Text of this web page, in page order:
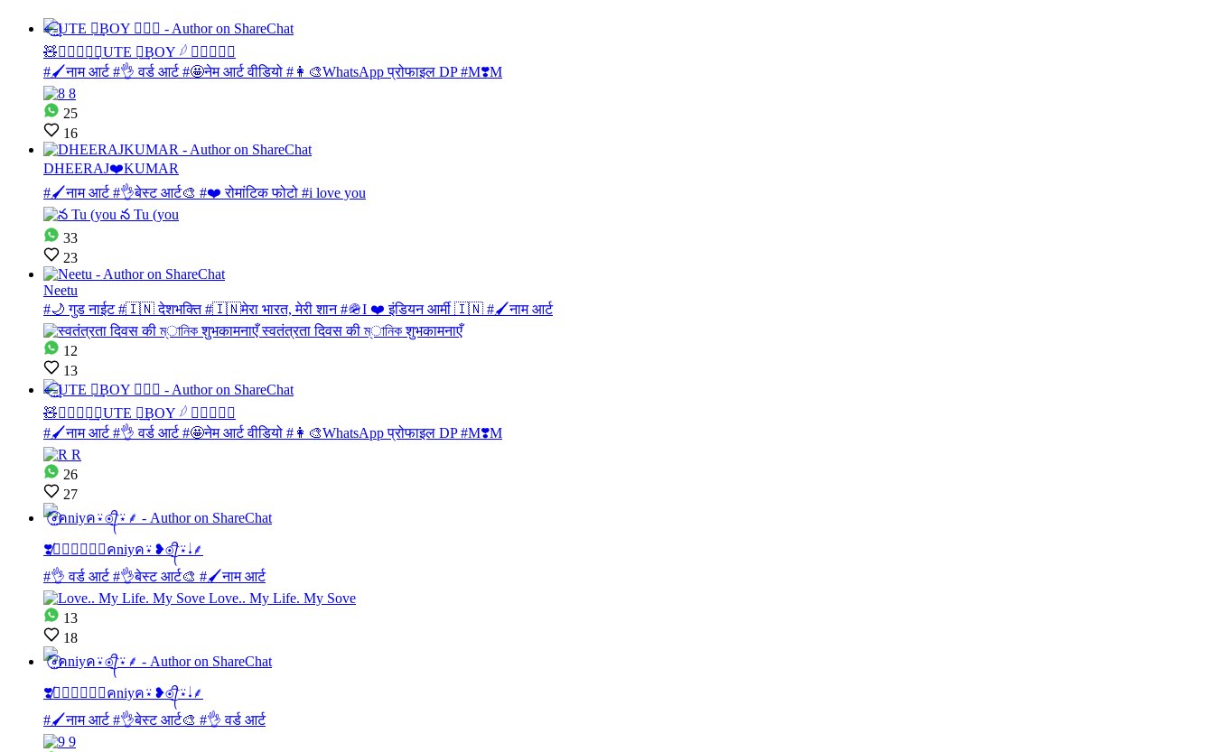
🧸⃪⃨⃜⃝͢🇨UTE ༎͢BOY 𓆪 ⃝⃪⃕🕊✪
#🖌नाम आर्ट #👌 वर्ड आर्ट #🤩नेम आर्ट वीडियो #👩‍🎨WhatsApp प्रोफाइल DP #M❣️M
25
16
DHEERAJ❤️KUMAR
#🖌नाम आर्ट #👌बेस्ट आर्ट🎨 #❤️ रोमांटिक फोटो #i love you
33
23
Neetu
#🌙 गुड नाईट #🇮🇳 देशभक्ति #🇮🇳मेरा भारत, मेरी शान #🪖I ❤️️ इंडियन आर्मी 🇮🇳 #🖌नाम आर्ट
12
13
🧸⃪⃨⃜⃝͢🇨UTE ༎͢BOY 𓆪 ⃝⃪⃕🕊✪
#🖌नाम आर्ट #👌 वर्ड आर्ट #🤩नेम आर्ट वीडियो #👩‍🎨WhatsApp प्रोफाइल DP #M❣️M
26
27
❣️̸⃝⃙⃨⃔🇸⃨คniyค⍣❥◉᭄͜͡⍣𝆺𝅥⸙
#👌 वर्ड आर्ट #👌बेस्ट आर्ट🎨 #🖌नाम आर्ट
13
18
❣️̸⃝⃙⃨⃔🇸⃨คniyค⍣❥◉᭄͜͡⍣𝆺𝅥⸙
#🖌नाम आर्ट #👌बेस्ट आर्ट🎨 #👌 वर्ड आर्ट